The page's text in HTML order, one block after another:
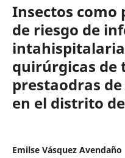
Insectos como
de riesgo de
quirúrgicas de
prestaodras
en el distrito
Emilse Vásquez Avendaño